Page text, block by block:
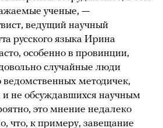
ученые, —
ведущий научный
русского языка Ирина
особенно в провинции,
случайные люди
ведомственных методичек,
не обсуждавшихся научным
это мнение недалеко
что, к примеру, завещание